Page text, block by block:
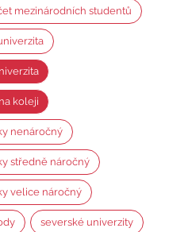
mezinárodních studentů
koleji
nenáročný
středně náročný
velice náročný
severské univerzity